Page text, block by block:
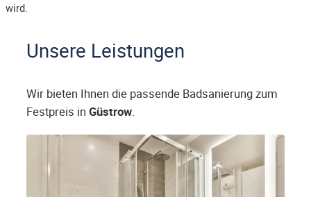
wird.
Unsere Leistungen
Wir bieten Ihnen die passende Badsanierung zum
Festpreis in Güstrow.